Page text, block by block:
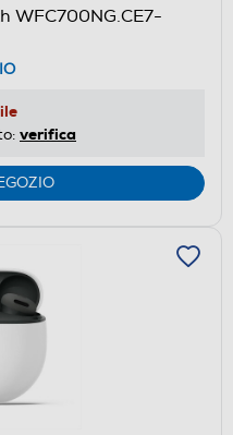
WFC700NG.CE7-
verifica